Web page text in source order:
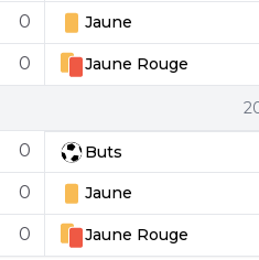
0 Jaune
0 Jaune Rouge
0 Buts
0 Jaune
0 Jaune Rouge